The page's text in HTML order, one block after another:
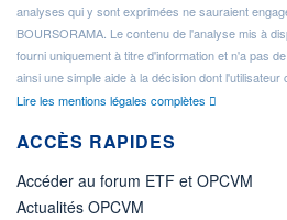
analyses qui y sont exprimées ne sauraient
BOURSORAMA. Le contenu de l'analyse mis à
fourni uniquement à titre d'information et n'a pas
ainsi une simple aide à la décision dont
Lire les mentions légales complètes
ACCÈS RAPIDES
Accéder au forum ETF et OPCVM
Actualités OPCVM